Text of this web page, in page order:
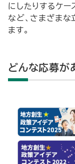
にしたりするケー
など、さまざま
ます。
どんな応募が